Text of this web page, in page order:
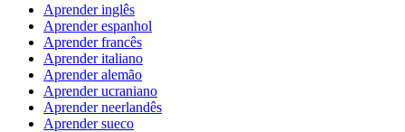
Aprender inglês
Aprender espanhol
Aprender francês
Aprender italiano
Aprender alemão
Aprender ucraniano
Aprender neerlandês
Aprender sueco